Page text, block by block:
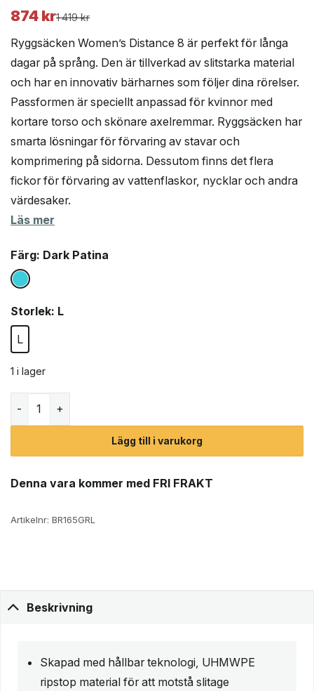
1 419kr
Det
priset
var:
1
419 kr.
874 kr
Det
priset
är:
874 kr.
Ryggsäcken Women’s Distance 8 är perfekt för långa
dagar på språng. Den är tillverkad av slitstarka material
och har en innovativ bärharnes som följer dina rörelser.
Passformen är speciellt anpassad för kvinnor med
kortare torso och skönare axelremmar. Ryggsäcken har
smarta lösningar för förvaring av stavar och
komprimering på sidorna. Dessutom finns det flera
fickor för förvaring av vattenflaskor, nycklar och andra
värdesaker.
Läs mer
Färg: Dark Patina
Storlek: L
L
1 i lager
Lägg till i varukorg
Denna vara kommer med FRI FRAKT
Artikelnr: BR165GRL
Beskrivning
Skapad med hållbar teknologi, UHMWPE
ripstop material för att motstå slitage